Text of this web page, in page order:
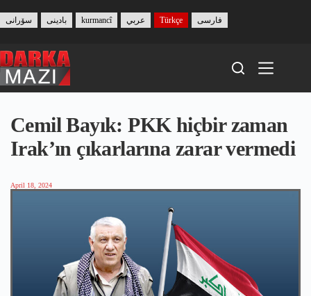
content
بادینی سۆرانی kurmancî عربي Türkçe فارسی
Cemil Bayık: PKK hiçbir zaman
Irak’ın çıkarlarına zarar vermedi
April 18, 2024